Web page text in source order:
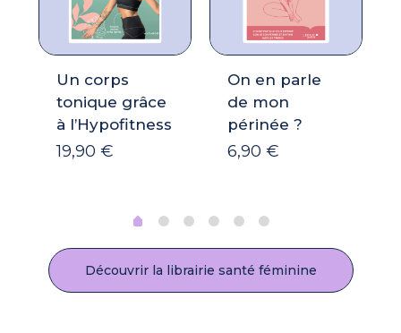
Un corps
tonique grâce
à l’Hypofitness
19,90 €
On en parle
de mon
périnée ?
6,90 €
Découvrir la librairie santé féminine